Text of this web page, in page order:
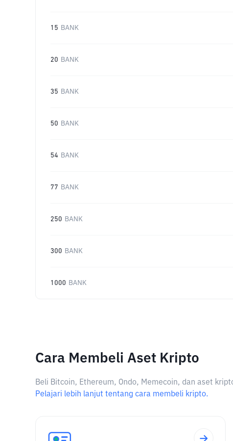
15 BANK
20 BANK
35 BANK
50 BANK
54 BANK
77 BANK
250 BANK
300 BANK
1000 BANK
Cara Membeli Aset Kripto
Beli Bitcoin, Ethereum, Ondo, Memecoin, dan aset
Pelajari lebih lanjut tentang cara membeli kripto.